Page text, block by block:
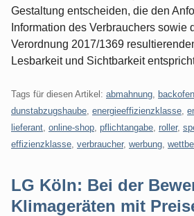
Gestaltung entscheiden, die den
Information des Verbrauchers sowie
Verordnung 2017/1369
Lesbarkeit und Sichtbarkeit
Tags für diesen Artikel: abmahnung backofen
dunstabzugshaube energieeffizienzklasse
lieferant online-shop pflichtangabe roller,
effizienzklasse verbraucher, werbung
LG Köln: Bei der
Klimageräten mit